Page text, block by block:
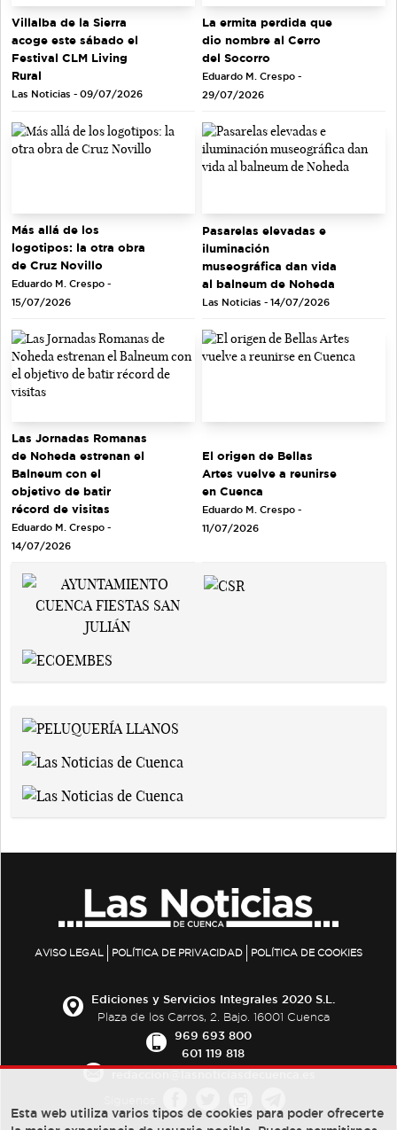
Villalba de la Sierra
acoge este sábado el
Festival CLM Living
Rural
Las Noticias - 09/07/2026
La ermita perdida que
dio nombre al Cerro
del Socorro
Eduardo M. Crespo -
29/07/2026
Más allá de los
logotipos: la otra obra
de Cruz Novillo
Eduardo M. Crespo -
15/07/2026
Pasarelas elevadas e
iluminación
museográfica dan vida
al balneum de Noheda
Las Noticias - 14/07/2026
Las Jornadas Romanas
de Noheda estrenan el
Balneum con el
objetivo de batir
récord de visitas
Eduardo M. Crespo -
14/07/2026
El origen de Bellas
Artes vuelve a reunirse
en Cuenca
Eduardo M. Crespo -
11/07/2026
AVISO LEGAL POLÍTICA DE PRIVACIDAD POLÍTICA DE COOKIES
Ediciones y Servicios Integrales 2020 S.L.
Plaza de los Carros, 2. Bajo. 16001 Cuenca
969 693 800
601 119 818
Esta web utiliza varios tipos de cookies para poder ofrecerte